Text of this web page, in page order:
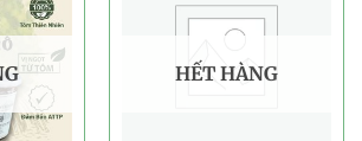
HẾT HÀNG